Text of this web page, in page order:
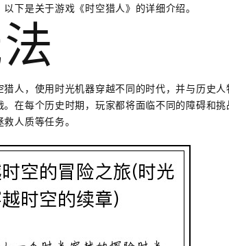
下是关于游戏《时空猎人》的详细介绍。
人，使用时光机器穿越不同的时代，并与历史
在每个历史时期，玩家都将面临不同的障碍和
人质等任务。